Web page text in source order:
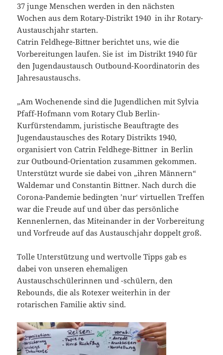
37 junge Menschen werden in den nächsten
Wochen aus dem Rotary-Distrikt 1940 in ihr Rotary-
Austauschjahr starten.
Catrin Feldhege-Bittner berichtet uns, wie die
Vorbereitungen laufen. Sie ist im Distrikt 1940 für
den Jugendaustausch Outbound-Koordinatorin des
Jahresaustauschs.
„Am Wochenende sind die Jugendlichen mit Sylvia
Pfaff-Hofmann vom Rotary Club Berlin-
Kurfürstendamm, juristische Beauftragte des
Jugendaustausches des Rotary Distrikts 1940,
organisiert von Catrin Feldhege-Bittner in Berlin
zur Outbound-Orientation zusammen gekommen.
Unterstützt wurde sie dabei von „ihren Männern“
Waldemar und Constantin Bittner. Nach durch die
Corona-Pandemie bedingten ’nur‘ virtuellen Treffen
war die Freude auf und über das persönliche
Kennenlernen, das Miteinander in der Vorbereitung
und Vorfreude auf das Austauschjahr doppelt groß.
Tolle Unterstützung und wertvolle Tipps gab es
dabei von unseren ehemaligen
Austauschschülerinnen und -schülern, den
Rebounds, die als Rotexer weiterhin in der
rotarischen Familie aktiv sind.